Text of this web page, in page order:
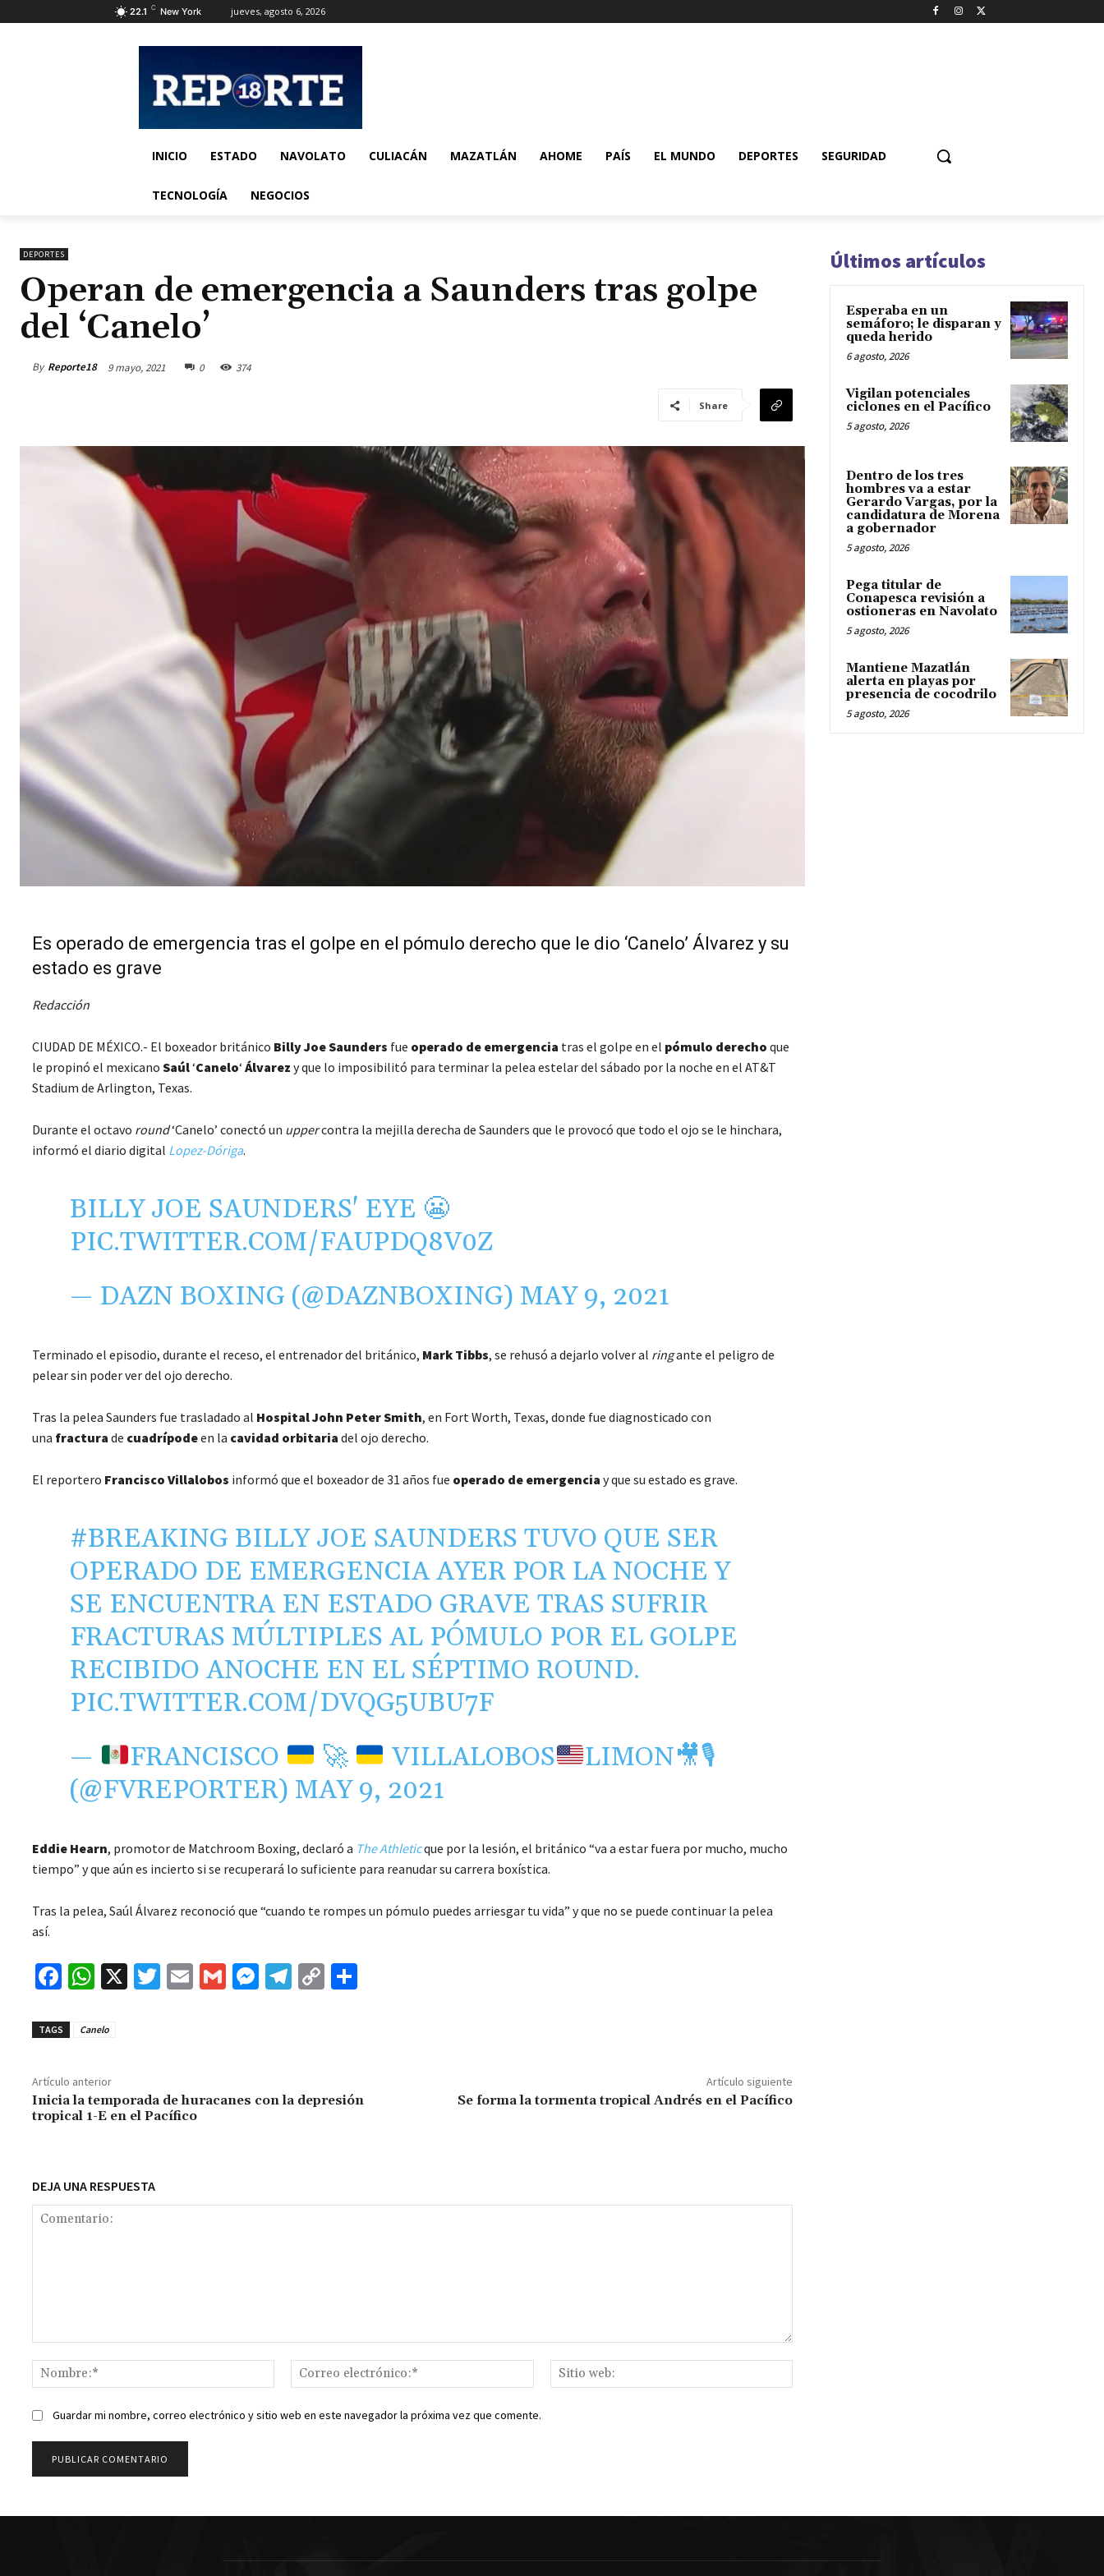
22.1 C New York jueves, agosto 6, 2026
INICIO ESTADO NAVOLATO CULIACÁN MAZATLÁN AHOME PAÍS EL MUNDO DEPORTES SEGURIDAD
TECNOLOGÍA NEGOCIOS
DEPORTES
Operan de emergencia a Saunders tras golpe
del ‘Canelo’
By Reporte18 9 mayo, 2021 0 374
Share
Es operado de emergencia tras el golpe en el pómulo derecho que le dio ‘Canelo’ Álvarez y su
estado es grave
Redacción
CIUDAD DE MÉXICO.- El boxeador británico Billy Joe Saunders fue operado de emergencia tras el golpe en el pómulo derecho que
le propinó el mexicano Saúl‘Canelo‘ Álvarez y que lo imposibilitó para terminar la pelea estelar del sábado por la noche en el AT&T
Stadium de Arlington, Texas.
Durante el octavo round‘Canelo’ conectó un uppercontra la mejilla derecha de Saunders que le provocó que todo el ojo se le hinchara,
informó el diario digital Lopez-Dóriga.
BILLY JOE SAUNDERS' EYE 😬
PIC.TWITTER.COM/FAUPDQ8V0Z
— DAZN BOXING (@DAZNBOXING) MAY 9, 2021
Terminado el episodio, durante el receso, el entrenador del británico, Mark Tibbs, se rehusó a dejarlo volver al ringante el peligro de
pelear sin poder ver del ojo derecho.
Tras la pelea Saunders fue trasladado al Hospital John Peter Smith, en Fort Worth, Texas, donde fue diagnosticado con
una fractura de cuadrípodeen la cavidad orbitaria del ojo derecho.
El reportero Francisco Villalobos informó que el boxeador de 31 años fue operado de emergencia y que su estado es grave.
#BREAKING BILLY JOE SAUNDERS TUVO QUE SER
OPERADO DE EMERGENCIA AYER POR LA NOCHE Y
SE ENCUENTRA EN ESTADO GRAVE TRAS SUFRIR
FRACTURAS MÚLTIPLES AL PÓMULO POR EL GOLPE
RECIBIDO ANOCHE EN EL SÉPTIMO ROUND.
PIC.TWITTER.COM/DVQG5UBU7F
—
FRANCISCO 🚀 VILLALOBOS LIMON🎥🎙
(@FVREPORTER) MAY 9, 2021
Eddie Hearn, promotor de Matchroom Boxing, declaró a The Athleticque por la lesión, el británico “va a estar fuera por mucho, mucho
tiempo” y que aún es incierto si se recuperará lo suficiente para reanudar su carrera boxística.
Tras la pelea, Saúl Álvarez reconoció que “cuando te rompes un pómulo puedes arriesgar tu vida” y que no se puede continuar la pelea
así.
Fa
b
o
k
W
at
p
p
X
T
E
G
M
r
Te C
n tir
TAGS Canelo
Artículo anterior
Inicia la temporada de huracanes con la depresión
tropical 1-E en el Pacífico
Artículo siguiente
Se forma la tormenta tropical Andrés en el Pacífico
DEJA UNA RESPUESTA
Nombre:*
Correo
electrónico:*
web:
Guardar mi nombre, correo electrónico y sitio web en este navegador la próxima vez que comente.
Últimos artículos
Esperaba en un
semáforo; le disparan y
queda herido
6 agosto, 2026
Vigilan potenciales
ciclones en el Pacífico
5 agosto, 2026
Dentro de los tres
hombres va a estar
Gerardo Vargas, por la
candidatura de Morena
a gobernador
5 agosto, 2026
Pega titular de
Conapesca revisión a
ostioneras en Navolato
5 agosto, 2026
Mantiene Mazatlán
alerta en playas por
presencia de cocodrilo
5 agosto, 2026